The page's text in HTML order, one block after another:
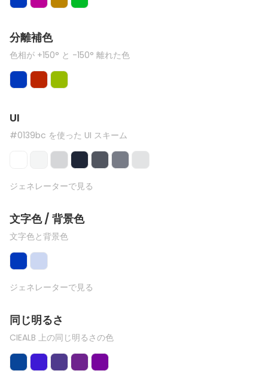
分離補色
色相が +150° と -150° 離れた色
UI
#0139bc を使った UI スキーム
ジェネレーターで見る
文字色 / 背景色
文字色と背景色
ジェネレーターで見る
同じ明るさ
CIEALB 上の同じ明るさの色